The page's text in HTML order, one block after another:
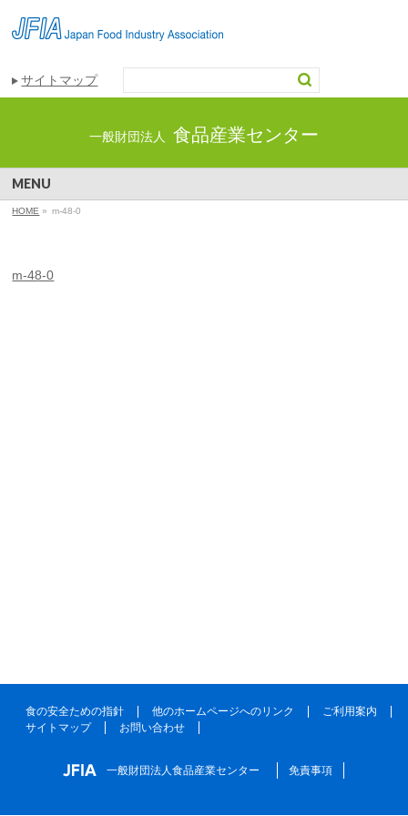
サイトマップ
一般財団法人 食品産業センター
MENU
HOME » m-48-0
m-48-0
食の安全ための指針 他のホームページへのリンク
ご利用案内
サイトマップ
お問い合わせ
一般財団法人食品産業センター 免責事項